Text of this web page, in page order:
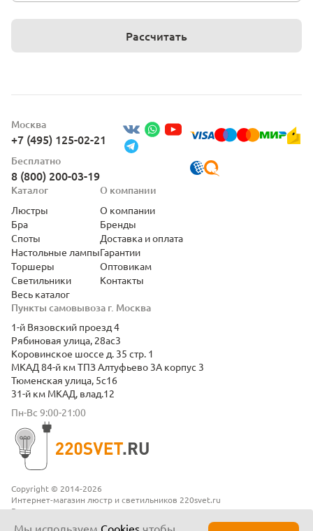
Рассчитать
Copyright © 2014-2026
Интернет-магазин люстр и светильников 220svet.ru
Все права защищены
Москва
+7 (495) 125-02-21
Бесплатно
8 (800) 200-03-19
Пункты самовывоза г. Москва
1-й Вязовский проезд 4
Рябиновая улица, 28ас3
Коровинское шоссе д. 35 стр. 1
МКАД 84-й км ТПЗ Алтуфьево 3А корпус 3
Тюменская улица, 5с16
31-й км МКАД, влад.12
Пн-Вс 9:00-21:00
Каталог
Люстры
Бра
Споты
Настольные лампы
Торшеры
Светильники
Весь каталог
О компании
О компании
Бренды
Доставка и оплата
Гарантии
Оптовикам
Контакты
Мы используем Cookies чтобы